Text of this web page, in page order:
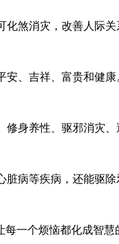
煞消灾，改善人际关
、吉祥、富贵和健康
身养性、驱邪消灾、
病等疾病，还能驱除
一个烦恼都化成智慧